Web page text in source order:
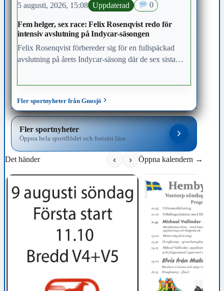
5 augusti, 2026, 15:08 Uppdaterad 0
Fem helger, sex race: Felix Rosenqvist redo för
intensiv avslutning på Indycar-säsongen
Felix Rosenqvist förbereder sig för en fullspäckad
avslutning på årets Indycar-säsong där de sex sista
Fler sportnyheter från Gnosjö
Fler sportnyheter
Öppna hela sportflödet och fortsätt läsa
Det händer ‹ › Öppna kalendern →